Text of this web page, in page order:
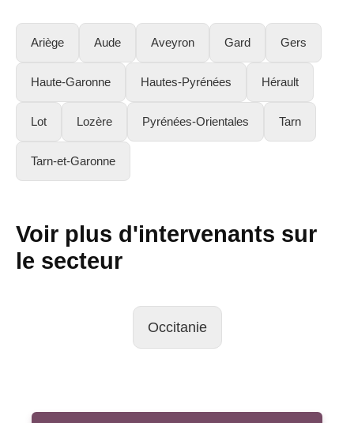
Ariège Aude Aveyron Gard Gers
Haute-Garonne Hautes-Pyrénées Hérault
Lot Lozère Pyrénées-Orientales Tarn
Tarn-et-Garonne
Voir plus d'intervenants sur
le secteur
Occitanie